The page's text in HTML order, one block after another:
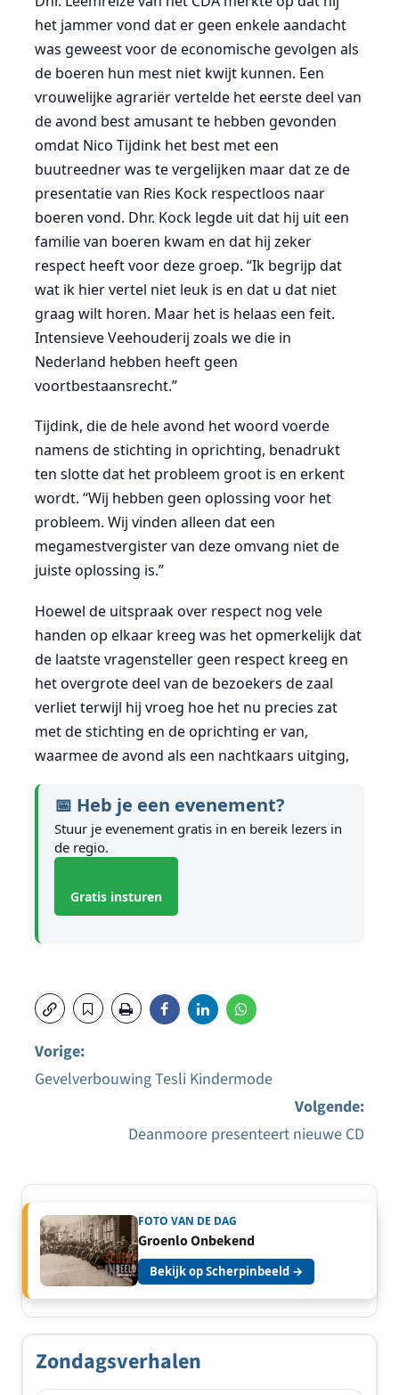
het jammer vond dat er geen enkele aandacht
was geweest voor de economische gevolgen als
de boeren hun mest niet kwijt kunnen. Een
vrouwelijke agrariër vertelde het eerste deel van
de avond best amusant te hebben gevonden
omdat Nico Tijdink het best met een
buutreedner was te vergelijken maar dat ze de
presentatie van Ries Kock respectloos naar
boeren vond. Dhr. Kock legde uit dat hij uit een
familie van boeren kwam en dat hij zeker
respect heeft voor deze groep. “Ik begrijp dat
wat ik hier vertel niet leuk is en dat u dat niet
graag wilt horen. Maar het is helaas een feit.
Intensieve Veehouderij zoals we die in
Nederland hebben heeft geen
voortbestaansrecht.”
Tijdink, die de hele avond het woord voerde
namens de stichting in oprichting, benadrukt
ten slotte dat het probleem groot is en erkent
wordt. “Wij hebben geen oplossing voor het
probleem. Wij vinden alleen dat een
megamestvergister van deze omvang niet de
juiste oplossing is.”
Hoewel de uitspraak over respect nog vele
handen op elkaar kreeg was het opmerkelijk dat
de laatste vragensteller geen respect kreeg en
het overgrote deel van de bezoekers de zaal
verliet terwijl hij vroeg hoe het nu precies zat
met de stichting en de oprichting er van,
waarmee de avond als een nachtkaars uitging,
📅 Heb je een evenement?
Stuur je evenement gratis in en bereik lezers in
de regio.
Gratis insturen
navigatie
Vorige:
Gevelverbouwing Tesli Kindermode
Volgende:
Deanmoore presenteert nieuwe CD
FOTO VAN DE DAG
Groenlo Onbekend
Bekijk op Scherpinbeeld →
Zondagsverhalen